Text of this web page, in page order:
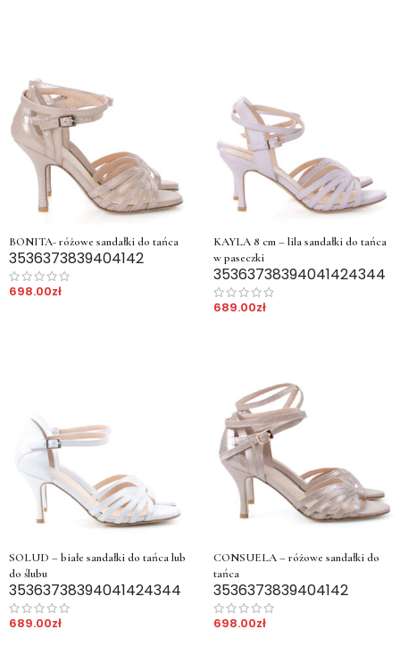
BONITA- różowe sandałki do tańca
3536373839404142
698.00zł
KAYLA 8 cm – lila sandałki do tańca
w paseczki
35363738394041424344
689.00zł
SOLUD – białe sandałki do tańca lub
do ślubu
35363738394041424344
689.00zł
CONSUELA – różowe sandałki do
tańca
3536373839404142
698.00zł